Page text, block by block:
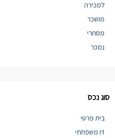
למכירה
מושכר
מסחרי
נמכר
סוג נכס
בית פרטי
דו משפחתי